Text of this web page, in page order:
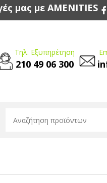
μας με AMENITIES
Τηλ. Εξυπηρέτηση
210 49 06 300